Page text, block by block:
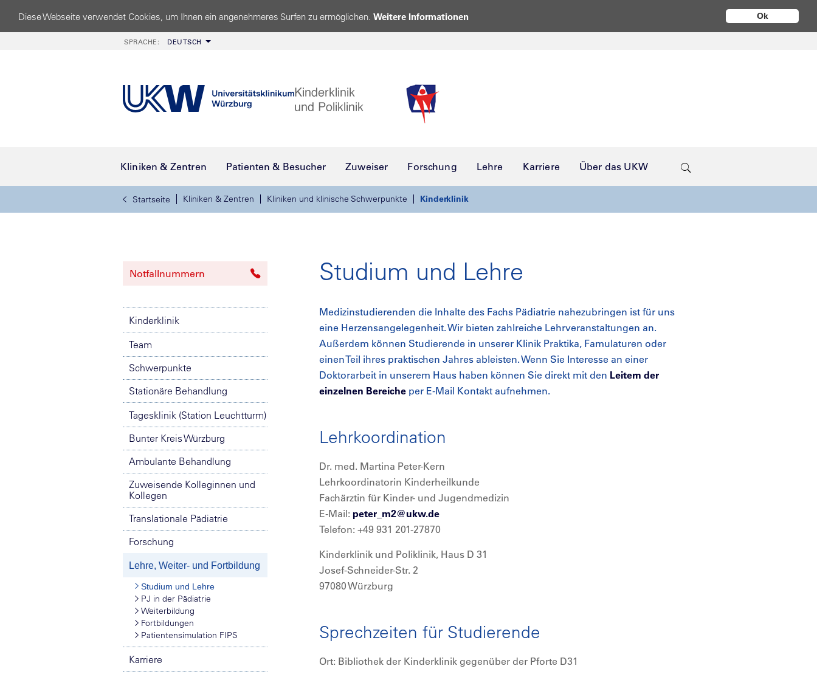
Ok
Diese Webseite verwendet Cookies, um Ihnen ein angenehmeres Surfen zu ermöglichen. Weitere Informationen
SPRACHE: DEUTSCH
Kliniken & Zentren Patienten & Besucher Zuweiser Forschung Lehre Karriere Über das UKW
Startseite Kliniken & Zentren Kliniken und klinische Schwerpunkte Kinderklinik
Notfallnummern
Kinderklinik
Team
Schwerpunkte
Stationäre Behandlung
Tagesklinik (Station Leuchtturm)
Bunter Kreis Würzburg
Ambulante Behandlung
Zuweisende Kolleginnen und
Kollegen
Translationale Pädiatrie
Forschung
Lehre, Weiter- und Fortbildung
Studium und Lehre
PJ in der Pädiatrie
Weiterbildung
Fortbildungen
Patientensimulation FIPS
Karriere
Studium und Lehre
Medizinstudierenden die Inhalte des Fachs Pädiatrie nahezubringen ist für uns
eine Herzensangelegenheit. Wir bieten zahlreiche Lehrveranstaltungen an.
Außerdem können Studierende in unserer Klinik Praktika, Famulaturen oder
einen Teil ihres praktischen Jahres ableisten. Wenn Sie Interesse an einer
Doktorarbeit in unserem Haus haben können Sie direkt mit den Leitern der
einzelnen Bereiche per E-Mail Kontakt aufnehmen.
Lehrkoordination
Dr. med. Martina Peter-Kern
Lehrkoordinatorin Kinderheilkunde
Fachärztin für Kinder- und Jugendmedizin
E-Mail: peter_m2@ukw.de
Telefon: +49 931 201-27870
Kinderklinik und Poliklinik, Haus D 31
Josef-Schneider-Str. 2
97080 Würzburg
Sprechzeiten für Studierende
Ort: Bibliothek der Kinderklinik gegenüber der Pforte D31